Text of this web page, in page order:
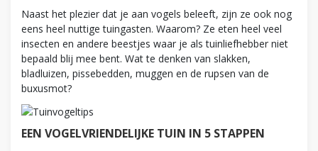
Naast het plezier dat je aan vogels beleeft, zijn ze ook nog
eens heel nuttige tuingasten. Waarom? Ze eten heel veel
insecten en andere beestjes waar je als tuinliefhebber niet
bepaald blij mee bent. Wat te denken van slakken,
bladluizen, pissebedden, muggen en de rupsen van de
buxusmot?
EEN VOGELVRIENDELIJKE TUIN IN 5 STAPPEN